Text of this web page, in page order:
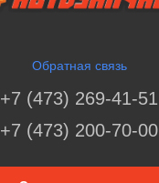
Обратная связь
+7 (473) 269-41-51
+7 (473) 200-70-00